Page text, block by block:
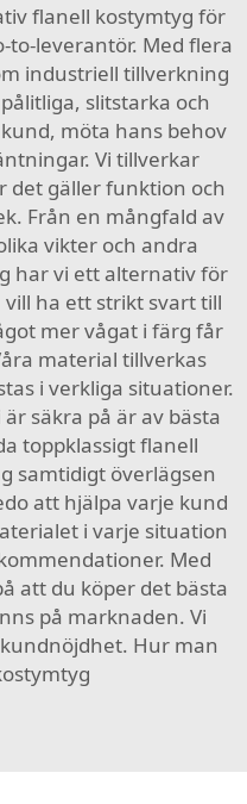
flanell kostymtyg för
to-leverantör. Med flera
industriell tillverkning
slitstarka och
möta hans behov
Vi tillverkar
det gäller funktion och
Från en mångfald av
vikter och andra
har vi ett alternativ för
ha ett strikt svart till
mer vågat i färg får
material tillverkas
i verkliga situationer.
säkra på är av bästa
toppklassigt flanell
samtidigt överlägsen
att hjälpa varje kund
i varje situation
Med
att du köper det bästa
på marknaden. Vi
Hur man